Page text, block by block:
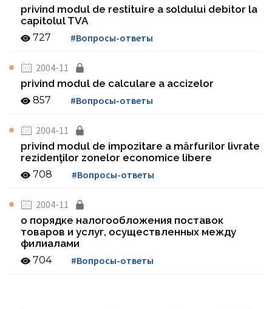
privind modul de restituire a soldului debitor la
capitolul TVA
727 #Вопросы-ответы
2004-11
privind modul de calculare a accizelor
857 #Вопросы-ответы
2004-11
privind modul de impozitare a mărfurilor livrate
rezidenţilor zonelor economice libere
708 #Вопросы-ответы
2004-11
о порядке налогообложения поставок
товаров и услуг, осуществленных между
филиалами
704 #Вопросы-ответы